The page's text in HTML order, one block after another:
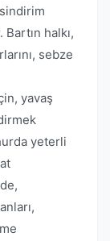
halkı,
sebze
yavaş
yeterli